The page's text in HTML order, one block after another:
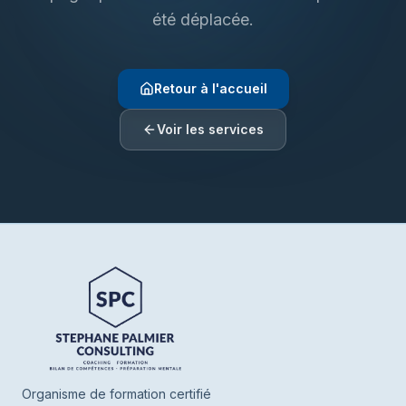
été déplacée.
Retour à l'accueil
Voir les services
Henrie SPC
En ligne
Bonjour ! Je suis Henrie votre assistant de
SPC. Parlez-moi de vous ou de ce que
vous cherchez, je vous oriente vers nos
Organisme de formation certifié